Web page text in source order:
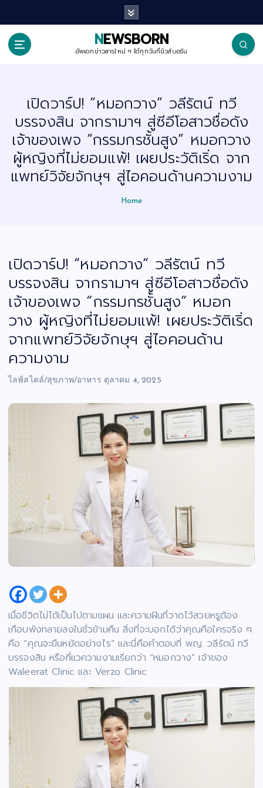
i
NEWSBORN
อัพเดทข่าวสารใหม่ ๆ ได้ทุกวันที่นิวส์บอร์น
เปิดวาร์ป! “หมอกวาง” วลีรัตน์ ทวี
บรรจงสิน จากรามาฯ สู่ซีอีโอสาวชื่อดัง
เจ้าของเพจ “กรรมกรชั้นสูง” หมอกวาง
ผู้หญิงที่ไม่ยอมแพ้! เผยประวัติเริ่ด จาก
แพทย์วิจัยจักษุฯ สู่ไอคอนด้านความงาม
Home
เปิดวาร์ป! “หมอกวาง” วลีรัตน์ ทวี
บรรจงสิน จากรามาฯ สู่ซีอีโอสาวชื่อดัง
เจ้าของเพจ “กรรมกรชั้นสูง” หมอก
วาง ผู้หญิงที่ไม่ยอมแพ้! เผยประวัติเริ่ด
จากแพทย์วิจัยจักษุฯ สู่ไอคอนด้าน
ความงาม
ไลฟ์สไตล์/สุขภาพ/อาหาร ตุลาคม 4, 2025
เมื่อชีวิตไม่ได้เป็นไปตามแผน และความฝันที่วาดไว้สวยหรูต้อง
เกือบพังทลายลงในชั่วข้ามคืน สิ่งที่จะบอกได้ว่าคุณคือใครจริง ๆ
คือ “คุณจะยืนหยัดอย่างไร” และนี่คือคำตอบที่ พญ. วลีรัตน์ ทวี
บรรจงสิน หรือที่แวความงามเรียกว่า “หมอกวาง” เจ้าของ
Waleerat Clinic และ Verzo Clinic